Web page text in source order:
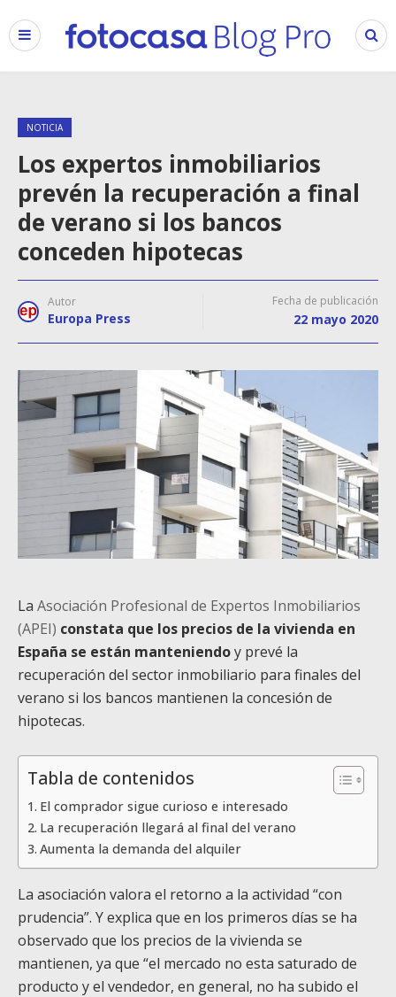
NOTICIA
Los expertos inmobiliarios
prevén la recuperación a final
de verano si los bancos
conceden hipotecas
Autor
Europa Press
Fecha de publicación
22 mayo 2020
La Asociación Profesional de Expertos Inmobiliarios
(APEI) constata que los precios de la vivienda en
España se están manteniendoy prevé la
recuperación del sector inmobiliario para finales del
verano si los bancos mantienen la concesión de
hipotecas.
Tabla de contenidos
El comprador sigue curioso e interesado
La recuperación llegará al final del verano
Aumenta la demanda del alquiler
La asociación valora el retorno a la actividad “con
prudencia”. Y explica que en los primeros días se ha
observado que los precios de la vivienda se
mantienen, ya que “el mercado no esta saturado de
producto y el vendedor, en general, no ha subido el